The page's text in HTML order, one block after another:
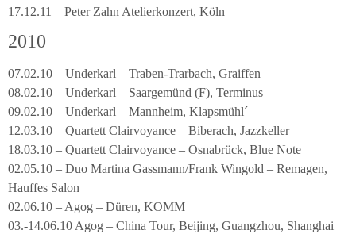
17.12.11 – Peter Zahn Atelierkonzert, Köln
2010
07.02.10 – Underkarl – Traben-Trarbach, Graiffen
08.02.10 – Underkarl – Saargemünd (F), Terminus
09.02.10 – Underkarl – Mannheim, Klapsmühl´
12.03.10 – Quartett Clairvoyance – Biberach, Jazzkeller
18.03.10 – Quartett Clairvoyance – Osnabrück, Blue Note
02.05.10 – Duo Martina Gassmann/Frank Wingold – Remagen,
Hauffes Salon
02.06.10 – Agog – Düren, KOMM
03.-14.06.10 Agog – China Tour, Beijing, Guangzhou, Shanghai